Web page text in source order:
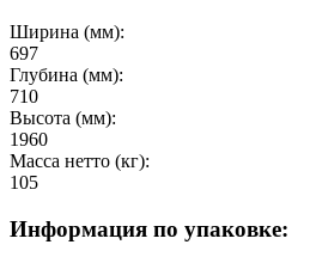
Ширина (мм):
697
Глубина (мм):
710
Высота (мм):
1960
Масса нетто (кг):
105
Информация по упаковке: